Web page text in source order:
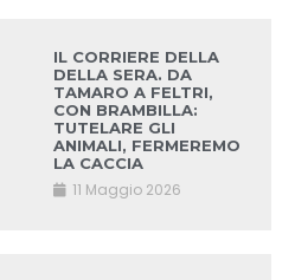
IL CORRIERE DELLA
DELLA SERA. DA
TAMARO A FELTRI,
CON BRAMBILLA:
TUTELARE GLI
ANIMALI, FERMEREMO
LA CACCIA
11 Maggio 2026